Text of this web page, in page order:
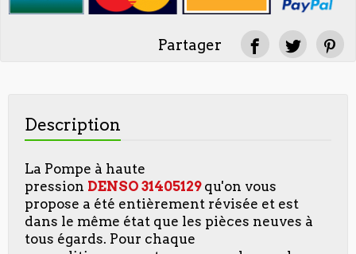
Partager
Description
La Pompe à haute
pression DENSO 31405129 qu'on vous
propose a été entièrement révisée et est
dans le même état que les pièces neuves à
tous égards. Pour chaque